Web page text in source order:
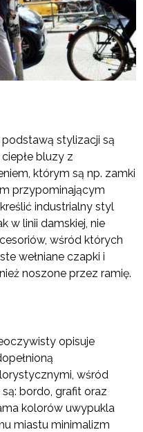
stylizacji są
bluzy z
którym są np. zamki
przypominającym
industrialny styl
w linii damskiej, nie
wśród których
wełniane czapki i
noszone przez ramię.
opisuje
wśród
bordo, grafit oraz
kolorów uwypukla
miastu minimalizm